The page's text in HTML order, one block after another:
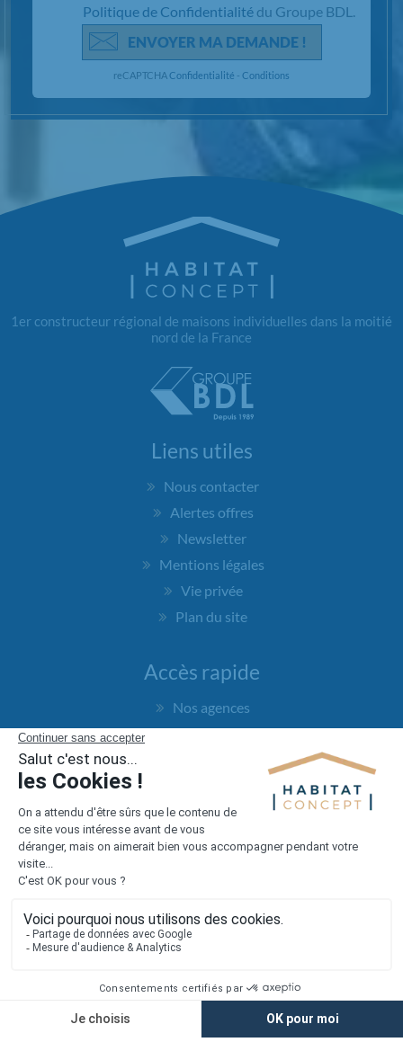
Politique de Confidentialité du Groupe BDL.
ENVOYER MA DEMANDE !
reCAPTCHAConfidentialité - Conditions
1er constructeur régional de maisons individuelles dans la moitié
nord de la France
Liens utiles
Nous contacter
Alertes offres
Newsletter
Mentions légales
Vie privée
Plan du site
Accès rapide
Nos agences
Nos maisons
Financement
Devis construction maison
Retrouvez-nous sur